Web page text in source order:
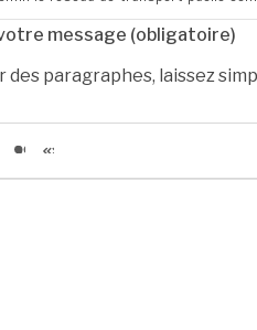
message (obligatoire)
des paragraphes, laissez